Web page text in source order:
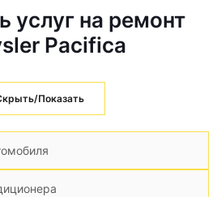
услуг на ремонт
Pacifica
Показать